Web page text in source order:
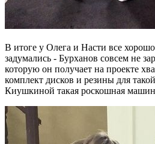
В итоге у Олега и Насти все
задумались - Бурханов совсем не
которую он получает на проекте
комплект дисков и резины для
Киушкиной такая роскошная